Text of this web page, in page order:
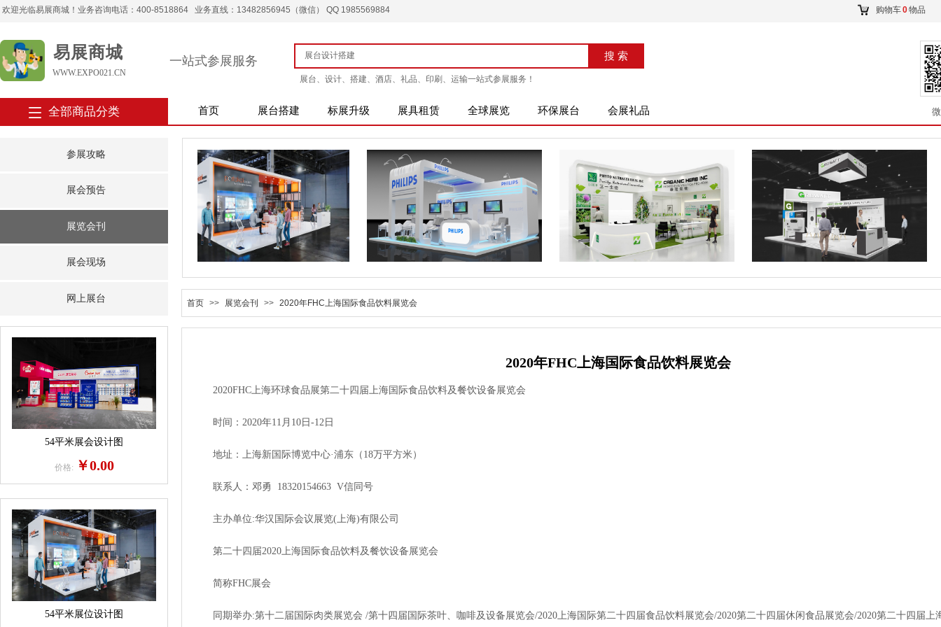
购物车0物品
欢迎光临易展商城！业务咨询电话：400-8518864 业务直线：13482856945（微信） QQ 1985569884
WWW.EXPO021.CN
易展商城 一站式参展服务 搜 索
搜索
展台、设计、搭建、酒店、礼品、印刷、运输一站式参展服务！
首页 展台搭建 标展升级 展具租赁 全球展览 环保展台 会展礼品
全部商品分类
参展攻略
展会预告
展览会刊
展会现场
网上展台 首页 >> 展览会刊 >> 2020年FHC上海国际食品饮料展览会
54平米展会设计图
价格: ￥0.00
54平米展位设计图
2020年FHC上海国际食品饮料展览会
2020FHC上海环球食品展第二十四届上海国际食品饮料及餐饮设备展览会
时间：2020年11月10日-12日
地址：上海新国际博览中心·浦东（18万平方米）
联系人：邓勇 18320154663 V信同号
主办单位:华汉国际会议展览(上海)有限公司
第二十四届2020上海国际食品饮料及餐饮设备展览会
简称FHC展会
同期举办:第十二届国际肉类展览会 /第十四届国际茶叶、咖啡及设备展览会/2020上海国际第二十四届食品饮料展览会/2020第二十四届休闲食品展览会/2020第二十四届上